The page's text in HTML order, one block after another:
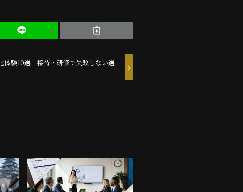
体験10選｜接待・研修で失敗しない選